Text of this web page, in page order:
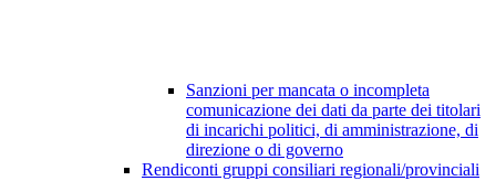
Sanzioni per mancata o incompleta
comunicazione dei dati da parte dei titolari
di incarichi politici, di amministrazione, di
direzione o di governo
Rendiconti gruppi consiliari regionali/provinciali